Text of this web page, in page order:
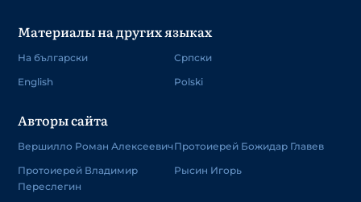
Материалы на других языках
На български
English
Српски
Polski
Авторы сайта
Вершилло Роман Алексеевич
Протоиерей Владимир
Переслегин
Протоиерей Божидар Главев
Рысин Игорь